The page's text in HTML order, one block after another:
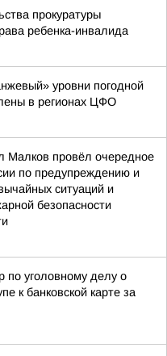
прокуратуры
ребенка-инвалида
уровни погодной
в регионах ЦФО
Малков провёл очередное
по предупреждению и
ситуаций и
безопасности
по уголовному делу о
к банковской карте за